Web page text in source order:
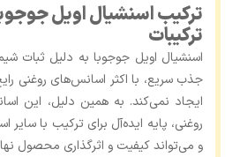
ترکیب اسنشیال اویل
ترکیبات
اسنشیال اویل جوجوبا به دلیل ثبات
جذب سریع، با اکثر اسانس‌های روغنی
ایجاد نمی‌کند. به همین دلیل، این
روغنی، پایه ایده‌آل برای ترکیب با
و می‌تواند کیفیت و اثرگذاری محصول